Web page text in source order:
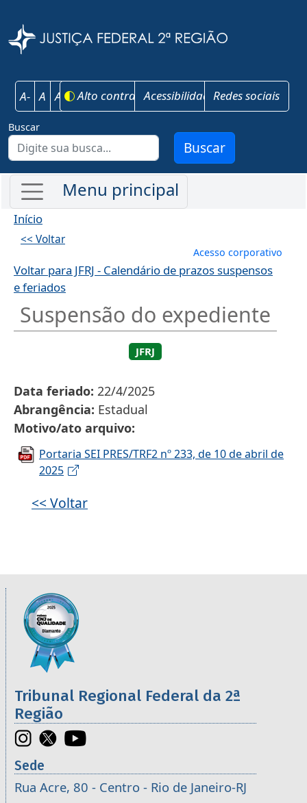
A- A A+ Alto contrasteAcessibilidadeRedes sociais
Buscar
Buscar
Início
<< Voltar
Menu de
Acesso corporativo
Voltar para JFRJ - Calendário de prazos suspensos
e feriados
Suspensão do expediente
JFRJ
Data feriado 22/4/2025
Abrangência Estadual
Motivo/ato arquivo
Portaria SEI PRES/TRF2 nº 233, de 10 de abril de
2025
<< Voltar
Informações úteis sobre os órgãos da 2ª
Imagem
Tribunal Regional Federal da 2ª
Região
Sede
Rua Acre, 80 - Centro - Rio de Janeiro-RJ